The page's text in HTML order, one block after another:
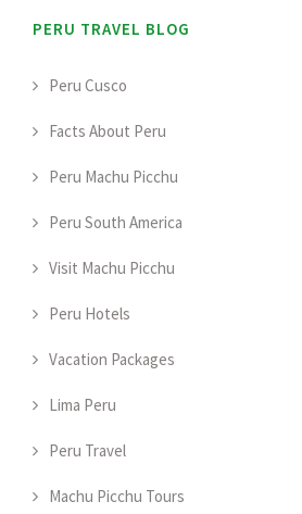
PERU TRAVEL BLOG
Peru Cusco
Facts About Peru
Peru Machu Picchu
Peru South America
Visit Machu Picchu
Peru Hotels
Vacation Packages
Lima Peru
Peru Travel
Machu Picchu Tours